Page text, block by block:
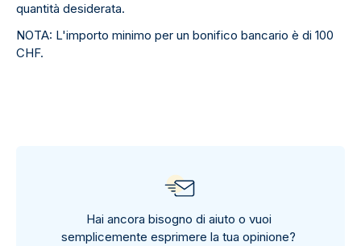
quantità desiderata.
NOTA: L'importo minimo per un bonifico bancario è di 100
CHF.
Hai ancora bisogno di aiuto o vuoi
semplicemente esprimere la tua opinione?